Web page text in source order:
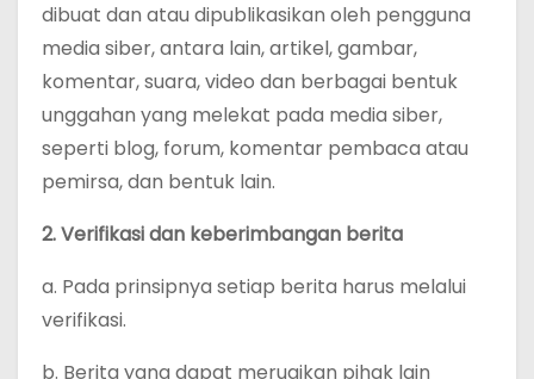
dibuat dan atau dipublikasikan oleh pengguna
media siber, antara lain, artikel, gambar,
komentar, suara, video dan berbagai bentuk
unggahan yang melekat pada media siber,
seperti blog, forum, komentar pembaca atau
pemirsa, dan bentuk lain.
2. Verifikasi dan keberimbangan berita
a. Pada prinsipnya setiap berita harus melalui
verifikasi.
b. Berita yang dapat merugikan pihak lain